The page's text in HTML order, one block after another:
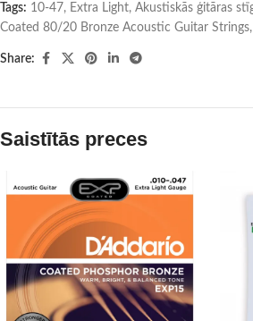
Tags: 10-47, Extra Light, Akustiskās ģitāras
Coated 80/20 Bronze Acoustic Guitar Strings,
Share:
Saistītās preces